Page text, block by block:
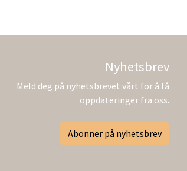
Nyhetsbrev
Meld deg på nyhetsbrevet vårt for å få
oppdateringer fra oss.
Abonner på nyhetsbrev